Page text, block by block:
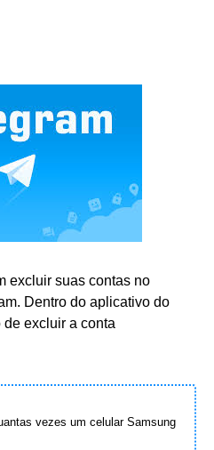
excluir suas contas no
Dentro do aplicativo do
de excluir a conta
vezes um celular Samsung